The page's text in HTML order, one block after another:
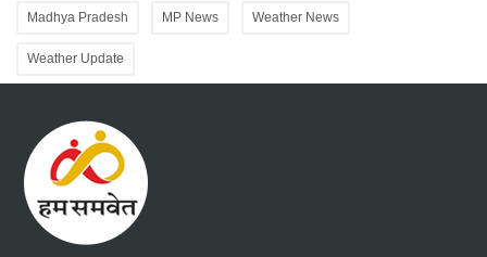
Madhya Pradesh MP News Weather News
Weather Update